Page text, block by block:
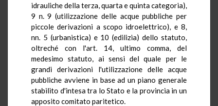
idrauliche della terza, quarta e quinta categoria),
9 n. 9 (utilizzazione delle acque pubbliche per
piccole derivazioni a scopo idroelettrico), e 8,
nn. 5 (urbanistica) e 10 (edilizia) dello statuto,
oltreché con l'art. 14, ultimo comma, del
medesimo statuto, ai sensi del quale per le
grandi derivazioni l'utilizzazione delle acque
pubbliche avviene in base ad un piano generale
stabilito d'intesa tra lo Stato e la provincia in un
apposito comitato paritetico.